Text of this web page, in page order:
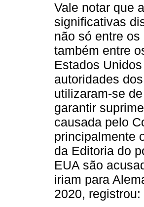
Vale notar que
significativas
não só entre
também entre
Estados
autoridades
utilizaram-se
garantir
causada pelo
principalmente
da Editoria do
EUA são
iriam para
2020, registrou: